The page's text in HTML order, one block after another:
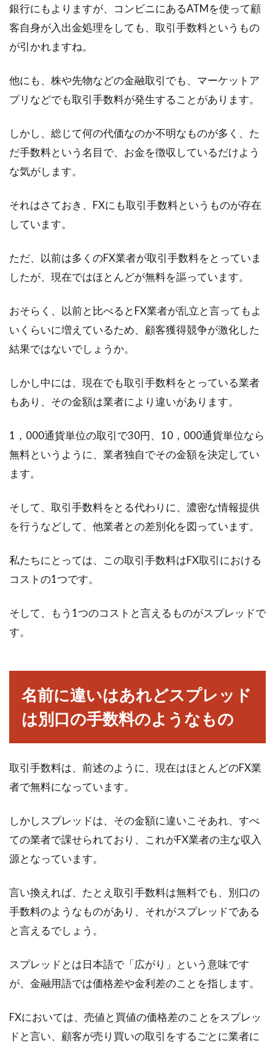
日経225オプションとはどんなも
の？ブログから学ぼう！
や、投...
外国為替市場において終値とはいつ
の値段を言うのだろうか
具体的にいつの値段を言うのでしょうか。株式
高額の宝くじが当たったら銀行？損
誰もが一度は見る夢。それは、宝くじの高額当
FXのスプレッドを比較！
有名な海外FX業者はいくつかありますが、今回
株で重要な板情報の見方を知ろう！
特とは何を示している？
この中で...
金に刻印されている「1000」や
「750」は何を表している？
現在は様々な投資方法がありますが、金への投
いためにはどう運用する？
ね。近年では...
引の反省や分析を行おう！
をする上ではとても重要です。確かに、大損を
銀行にもよりますが、コンビニにあるATMを使って顧
客自身が入出金処理をしても、取引手数料というもの
が引かれますね。
他にも、株や先物などの金融取引でも、マーケットア
プリなどでも取引手数料が発生することがあります。
しかし、総じて何の代価なのか不明なものが多く、た
だ手数料という名目で、お金を徴収しているだけよう
な気がします。
それはさておき、FXにも取引手数料というものが存在
しています。
ただ、以前は多くのFX業者が取引手数料をとっていま
したが、現在ではほとんどが無料を謳っています。
おそらく、以前と比べるとFX業者が乱立と言ってもよ
いくらいに増えているため、顧客獲得競争が激化した
結果ではないでしょうか。
しかし中には、現在でも取引手数料をとっている業者
もあり、その金額は業者により違いがあります。
1，000通貨単位の取引で30円、10，000通貨単位なら
無料というように、業者独自でその金額を決定してい
ます。
そして、取引手数料をとる代わりに、濃密な情報提供
を行うなどして、他業者との差別化を図っています。
私たちにとっては、この取引手数料はFX取引における
コストの1つです。
そして、もう1つのコストと言えるものがスプレッドで
す。
名前に違いはあれどスプレッド
は別口の手数料のようなもの
取引手数料は、前述のように、現在はほとんどのFX業
者で無料になっています。
しかしスプレッドは、その金額に違いこそあれ、すべ
ての業者で課せられており、これがFX業者の主な収入
源となっています。
言い換えれば、たとえ取引手数料は無料でも、別口の
手数料のようなものがあり、それがスプレッドである
と言えるでしょう。
スプレッドとは日本語で「広がり」という意味です
が、金融用語では価格差や金利差のことを指します。
FXにおいては、売値と買値の価格差のことをスプレッ
ドと言い、顧客が売り買いの取引をするごとに業者に